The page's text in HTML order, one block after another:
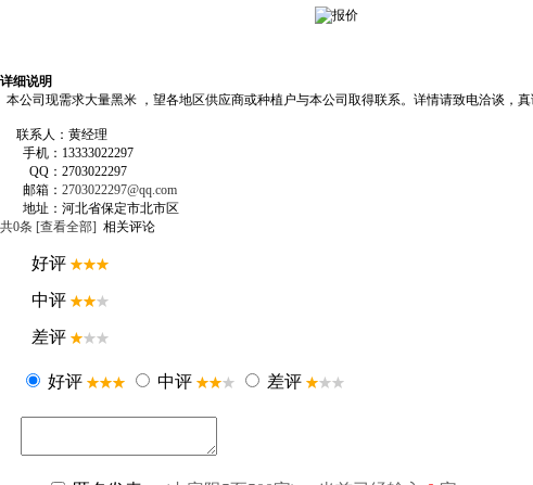
详细说明
本公司现需求大量黑米 ，望各地区供应商或种植户与本公司取得联系。详情请致电洽谈，真
联系人：黄经理
手机：13333022297
QQ：2703022297
邮箱： 2703022297@qq.com
地址：河北省保定市北市区
共0条 [查看全部] 相关评论